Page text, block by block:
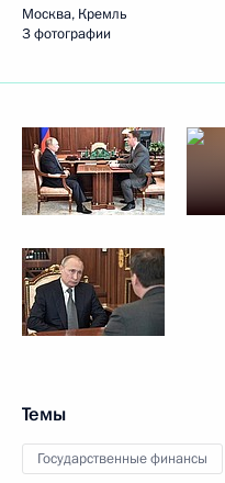
Москва, Кремль
3 фотографии
Темы
Государственные финансы